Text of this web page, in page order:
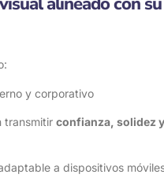
y corporativo
transmitir confianza, solidez
a dispositivos